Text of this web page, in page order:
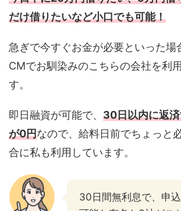
だけ借りたいなど小口でも可能！
急ぎで今すぐお金が必要といった場
CMでお馴染みのこちらの会社を利
す。
即日融資が可能で、 30日以内に返
が0円なので、給料日前でちょっと
合に私も利用しています。
30日間無利息で、申